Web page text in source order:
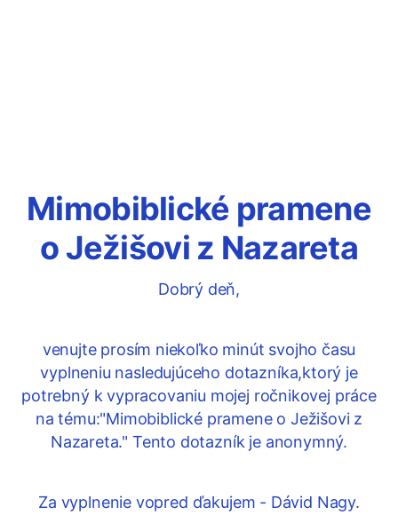
Mimobiblické pramene
o Ježišovi z Nazareta
Dobrý deň,
venujte prosím niekoľko minút svojho času
vyplneniu nasledujúceho dotazníka,ktorý je
potrebný k vypracovaniu mojej ročnikovej práce
na tému:"Mimobiblické pramene o Ježišovi z
Nazareta." Tento dotazník je anonymný.
Za vyplnenie vopred ďakujem - Dávid Nagy.